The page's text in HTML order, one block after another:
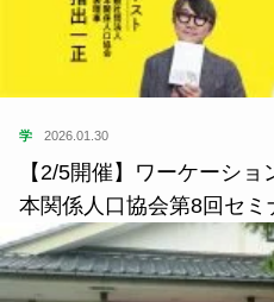
学 2026.01.30
【2/5開催】ワーケーシ
本関係人口協会第8回セミ